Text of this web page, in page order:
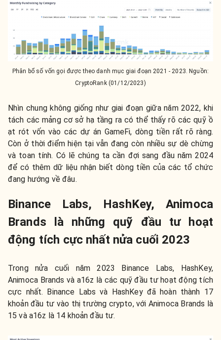
Phân bổ số vốn gọi được theo danh mục giai đoạn 2021 - 2023. Nguồn:
CryptoRank (01/12/2023)
Nhìn chung không giống như giai đoạn giữa năm 2022, khi
tách các mảng cơ sở hạ tầng ra có thể thấy rõ các quỹ ồ
ạt rót vốn vào các dự án GameFi, dòng tiền rất rõ ràng.
Còn ở thời điểm hiện tại vẫn đang còn nhiều sự dè chừng
và toan tính. Có lẽ chúng ta cần đợi sang đầu năm 2024
để có thêm dữ liệu nhận biết dòng tiền của các tổ chức
đang hướng về đâu.
Binance Labs, HashKey, Animoca
Brands là những quỹ đầu tư hoạt
động tích cực nhất nửa cuối 2023
Trong nửa cuối năm 2023 Binance Labs, HashKey,
Animoca Brands và a16z là các quỹ đầu tư hoạt động tích
cực nhất. Binance Labs và HashKey đã hoàn thành 17
khoản đầu tư vào thị trường crypto, với Animoca Brands là
15 và a16z là 14 khoản đầu tư.